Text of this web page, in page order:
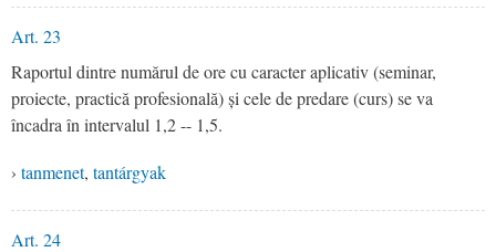
Art. 23
Raportul dintre numărul de ore cu caracter aplicativ (seminar,
proiecte, practică profesională) și cele de predare (curs) se va
încadra în intervalul 1,2 -- 1,5.
› tanmenet, tantárgyak
Art. 24